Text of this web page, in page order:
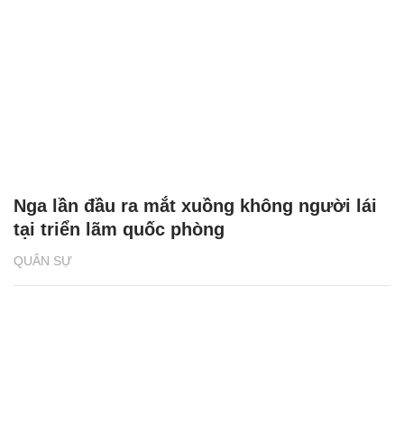
QUÂN SỰ
Nga lần đầu ra mắt xuồng không người lái
tại triển lãm quốc phòng